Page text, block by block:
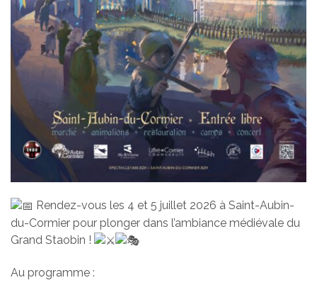
Rendez-vous les 4 et 5 juillet 2026 à Saint-Aubin-
du-Cormier pour plonger dans l’ambiance médiévale du
Grand Staobin !
Au programme :